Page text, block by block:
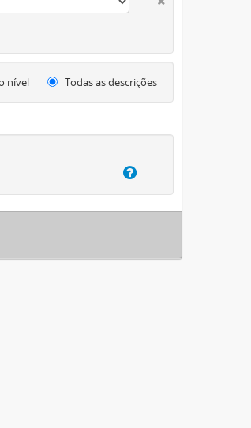
nível Todas as descrições